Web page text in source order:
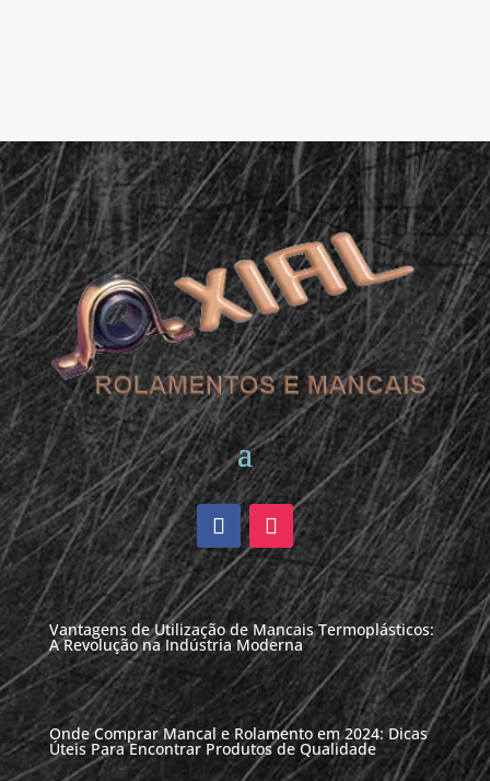
Vantagens de Utilização de Mancais Termoplásticos:
A Revolução na Indústria Moderna
Onde Comprar Mancal e Rolamento em 2024: Dicas
Úteis Para Encontrar Produtos de Qualidade